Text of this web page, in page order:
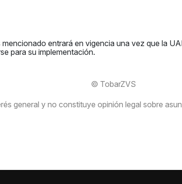
entrará en vigencia una vez que la
para su implementación.
© TobarZVS
general y no constituye opinión legal sobre